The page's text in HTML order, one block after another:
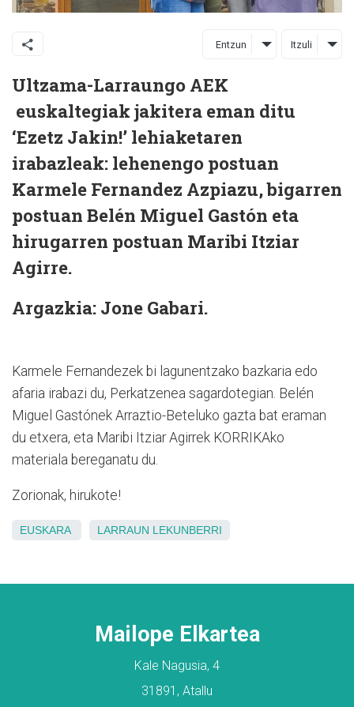
Entzun Itzuli
Ultzama-Larraungo AEK
euskaltegiak jakitera eman ditu
‘Ezetz Jakin!’ lehiaketaren
irabazleak: lehenengo postuan
Karmele Fernandez Azpiazu, bigarren
postuan Belén Miguel Gastón eta
hirugarren postuan Maribi Itziar
Agirre.
Argazkia: Jone Gabari.
Karmele Fernandezek bi lagunentzako bazkaria edo
afaria irabazi du, Perkatzenea sagardotegian. Belén
Miguel Gastónek Arraztio-Beteluko gazta bat eraman
du etxera, eta Maribi Itziar Agirrek KORRIKAko
materiala bereganatu du.
Zorionak, hirukote!
EUSKARA LARRAUN LEKUNBERRI
Mailope Elkartea
Kale Nagusia, 4
31891, Atallu